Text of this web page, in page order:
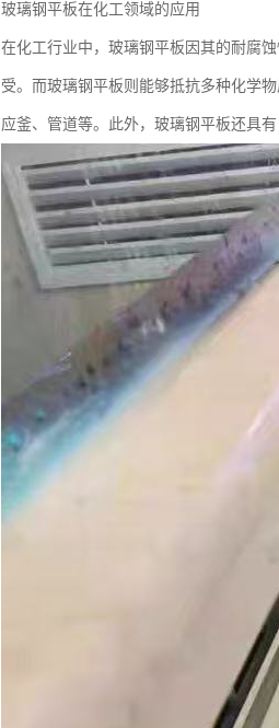
玻璃钢平板在化工领域的应用
在化工行业中，玻璃钢平板因其的耐腐
受。而玻璃钢平板则能够抵抗多种化学
应釜、管道等。此外，玻璃钢平板还具